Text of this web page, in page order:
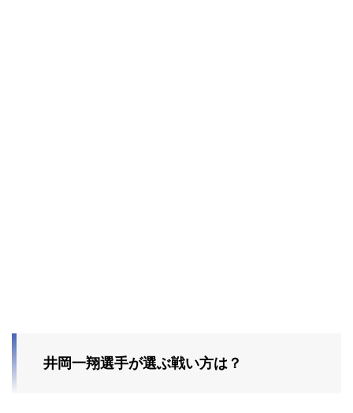
井岡一翔選手が選ぶ戦い方は？